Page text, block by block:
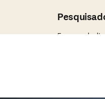
Empresa de